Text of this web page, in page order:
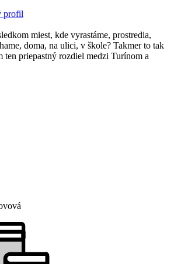
profil
miest, kde vyrastáme, prostredia,
doma, na ulici, v škole? Takmer to tak
ten priepastný rozdiel medzi Turínom a